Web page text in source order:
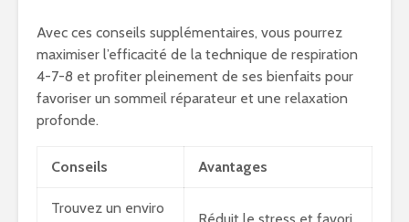
Avec ces conseils supplémentaires, vous pourrez
maximiser l’efficacité de la technique de respiration
4-7-8 et profiter pleinement de ses bienfaits pour
favoriser un sommeil réparateur et une relaxation
profonde.
Conseils Avantages
Trouvez un enviro